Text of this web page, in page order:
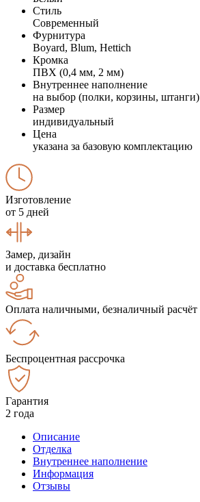
Стиль
Современный
Фурнитура
Boyard, Blum, Hettich
Кромка
ПВХ (0,4 мм, 2 мм)
Внутреннее наполнение
на выбор (полки, корзины, штанги)
Размер
индивидуальный
Цена
указана за базовую комплектацию
Изготовление
от 5 дней
Замер, дизайн
и доставка бесплатно
Оплата наличными, безналичный расчёт
Беспроцентная рассрочка
Гарантия
2 года
Описание
Отделка
Внутреннее наполнение
Информация
Отзывы